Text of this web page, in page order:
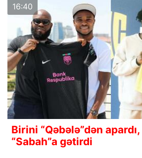
16:40
Birini “Qəbələ”dən
“Sabah”a gətirdi